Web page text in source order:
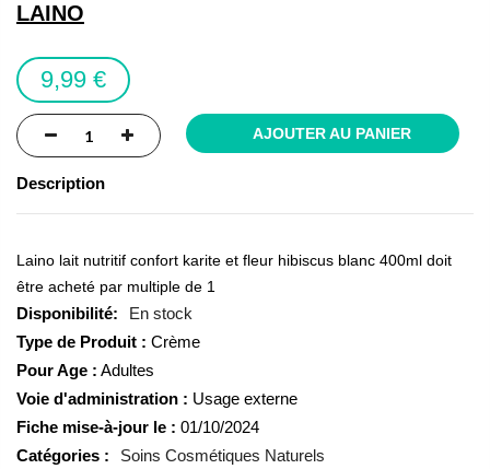
images
LAINO
9,99 €
AJOUTER AU PANIER
Description
Laino lait nutritif confort karite et fleur hibiscus blanc 400ml doit
être acheté par multiple de 1
En stock
Type de Produit : Crème
Pour Age : Adultes
Voie d'administration : Usage externe
Fiche mise-à-jour le : 01/10/2024
Catégories :
Soins Cosmétiques Naturels